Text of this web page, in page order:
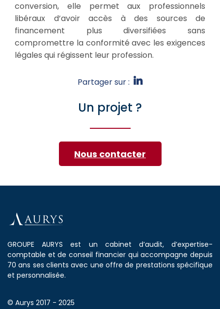
conversion, elle permet aux professionnels
libéraux d’avoir accès à des sources de
financement plus diversifiées sans
compromettre la conformité avec les exigences
légales qui régissent leur profession.
Partager sur :
Un projet ?
Nous contacter
GROUPE AURYS est un cabinet d’audit, d’expertise-
comptable et de conseil financier qui accompagne depuis
70 ans ses clients avec une offre de prestations spécifique
et personnalisée.
© Aurys 2017 - 2025